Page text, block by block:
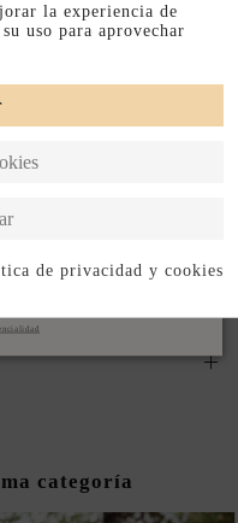
a estar disponible.
de confidencialidad
categoría
la experiencia de
uso para aprovechar
de privacidad y cookies